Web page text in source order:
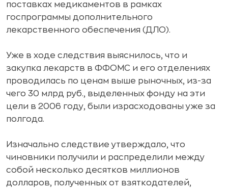
поставках медикаментов в рамках
госпрограммы дополнительного
лекарственного обеспечения (ДЛО).
Уже в ходе следствия выяснилось, что и
закупка лекарств в ФФОМС и его отделениях
проводилась по ценам выше рыночных, из-за
чего 30 млрд руб., выделенных фонду на эти
цели в 2006 году, были израсходованы уже за
полгода.
Изначально следствие утверждало, что
чиновники получили и распределили между
собой несколько десятков миллионов
долларов, полученных от взяткодателей,